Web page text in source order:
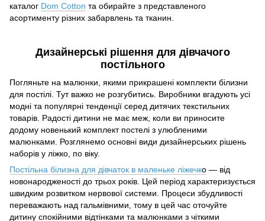
каталог Dom Cotton та обирайте з представленого
асортименту різних забарвлень та тканин.
Дизайнерські рішення для дівчачого
постільного
Погляньте на малюнки, якими прикрашені комплекти білизни
для постілі. Тут важко не розгубитись. Виробники вгадують усі
модні та популярні тенденції серед дитячих текстильних
товарів. Радості дитини не має меж, коли ви приносите
додому новенький комплект постелі з улюбленими
малюнками. Розглянемо основні види дизайнерських рішень
наборів у ліжко, по віку.
Постільна білизна для дівчаток в маленьке ліжечко — від
новонародженості до трьох років. Цей період характеризується
швидким розвитком нервової системи. Процеси збудливості
переважають над гальмівними, тому в цей час оточуйте
дитину спокійними відтінками та малюнками з чіткими